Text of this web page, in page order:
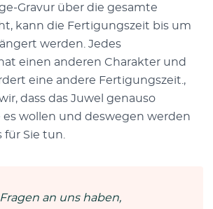
Gravur über die gesamte
kann die Fertigungszeit bis um
werden. Jedes
einen anderen Charakter und
eine andere Fertigungszeit.,
dass das Juwel genauso
es wollen und deswegen werden
Sie tun.
an uns haben,